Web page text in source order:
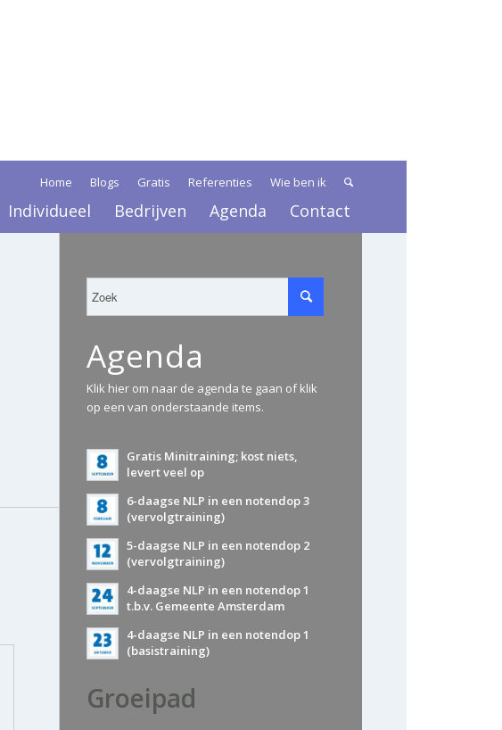
Home Blogs Gratis Referenties Wie ben ik
Individueel Bedrijven Agenda Contact
Agenda
Klik hier om naar de agenda te gaan of klik
op een van onderstaande items.
Gratis Minitraining; kost niets,
levert veel op
6-daagse NLP in een notendop 3
(vervolgtraining)
5-daagse NLP in een notendop 2
(vervolgtraining)
4-daagse NLP in een notendop 1
t.b.v. Gemeente Amsterdam
4-daagse NLP in een notendop 1
(basistraining)
Groeipad